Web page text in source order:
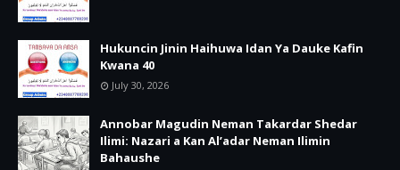
Hukuncin Jinin Haihuwa Idan Ya Dauke Kafin
Kwana 40
July 30, 2026
Annobar Magudin Neman Takardar Shedar
Ilimi: Nazari a Kan Al’adar Neman Ilimin
Bahaushe